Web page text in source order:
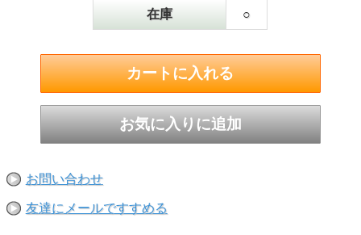
ロングサイズで多様なアレンジを楽しめて、無地なので、柄
物にもシンプルにカラーをセットイン！できます。
イテムです。
たたむとかさばらないのでカバンの中に入れて持ち運びでき
オシャレはもちろん、オフィスの冷房対策にもあると助かる
こちらの商品は、
けに投函するお届け方法です。
（※ご不在でもお受け取り可能ですが、商品の保障は致しか
在庫 ○
お問い合わせ
友達にメールですすめる